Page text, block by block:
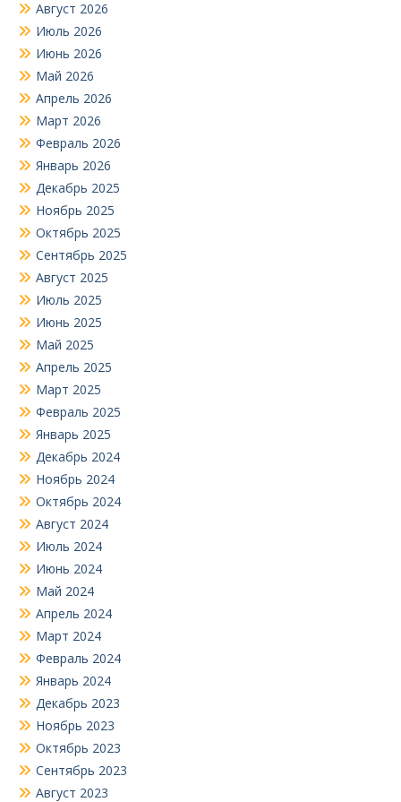
Август 2026
Июль 2026
Июнь 2026
Май 2026
Апрель 2026
Март 2026
Февраль 2026
Январь 2026
Декабрь 2025
Ноябрь 2025
Октябрь 2025
Сентябрь 2025
Август 2025
Июль 2025
Июнь 2025
Май 2025
Апрель 2025
Март 2025
Февраль 2025
Январь 2025
Декабрь 2024
Ноябрь 2024
Октябрь 2024
Август 2024
Июль 2024
Июнь 2024
Май 2024
Апрель 2024
Март 2024
Февраль 2024
Январь 2024
Декабрь 2023
Ноябрь 2023
Октябрь 2023
Сентябрь 2023
Август 2023